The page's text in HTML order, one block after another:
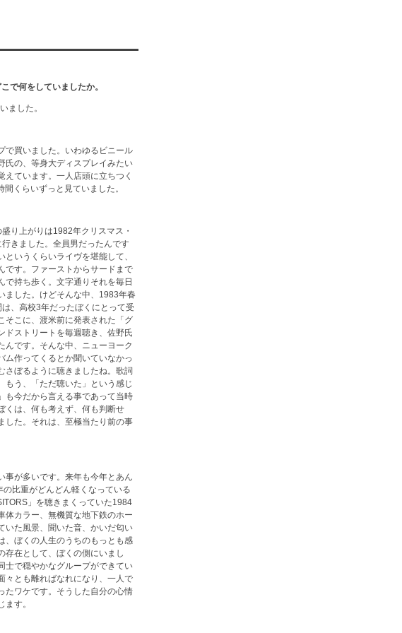
で何をしていましたか。
ました。
買いました。いわゆるビニール
氏の、等身大ディスプレイみたい
ています。一人店頭に立ちつく
くらいずっと見ていました。
り上がりは1982年クリスマス・
きました。全員男だったんです
いうくらいライヴを堪能して、
です。ファーストからサードまで
持ち歩く。文字通りそれを毎日
ました。けどそんな中、1983年春
、高校3年だったぼくにとって受
そこに、渡米前に発表された「グ
ドストリートを毎週聴き、佐野氏
んです。そんな中、ニューヨーク
ム作ってくるとか聞いていなかっ
さぼるように聴きましたね。歌詞
もう、「ただ聴いた」という感じ
も今だから言える事であって当時
くは、何も考えず、何も判断せ
した。それは、至極当たり前の事
が多いです。来年も今年とあん
比重がどんどん軽くなっている
」を聴きまくっていた1984
体カラー、無機質な地下鉄のホー
いた風景、聞いた音、かいだ匂い
、ぼくの人生のうちのもっとも感
存在として、ぼくの側にいまし
士で穏やかなグループができてい
々とも離ればなれになり、一人で
たワケです。そうした自分の心情
す。